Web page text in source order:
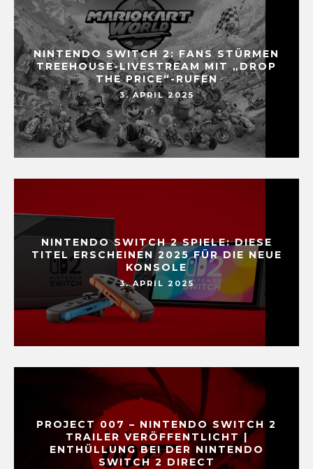
NINTENDO SWITCH 2: FANS STÜRMEN
TREEHOUSE-LIVESTREAM MIT „DROP
THE PRICE“-RUFEN
3. APRIL 2025
NINTENDO SWITCH 2 SPIELE: DIESE
TITEL ERSCHEINEN 2025 FÜR DIE NEUE
KONSOLE
3. APRIL 2025
PROJECT 007 – NINTENDO SWITCH 2
TRAILER VERÖFFENTLICHT |
ENTHÜLLUNG BEI DER NINTENDO
SWITCH 2 DIRECT